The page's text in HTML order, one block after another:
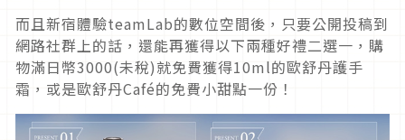
而且新宿體驗teamLab的數位空間後，只要公開投稿到
網路社群上的話，還能再獲得以下兩種好禮二選一，購
物滿日幣3000(未稅)就免費獲得10ml的歐舒丹護手
霜，或是歐舒丹Café的免費小甜點一份！